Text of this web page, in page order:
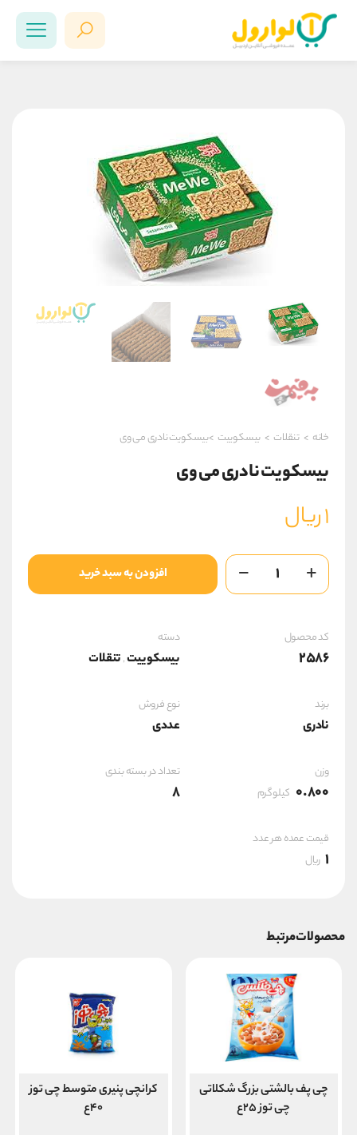
خانه > تنقلات > بیسکوییت >بیسکویت نادری می وی
بیسکویت نادری می وی
۱ریال
بیسکویت
نادری
می
افزودن به سبد خرید
کد محصول
2586
دسته
بیسکوییت,تنقلات
برند
نادری
نوع فروش
عددی
وزن
0.800 کیلوگرم
تعداد در بسته بندی
8
قیمت عمده هر عدد
1 ریال
محصولات مرتبط
چی پف بالشتی بزرگ شکلاتی
چی توز ۲۵ع
کرانچی پنیری متوسط چی توز
۴۰ع